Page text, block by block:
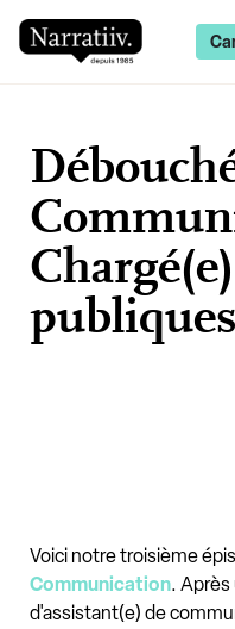
publiques
Voici notre troisième
Communication.
d'assistant(e) de